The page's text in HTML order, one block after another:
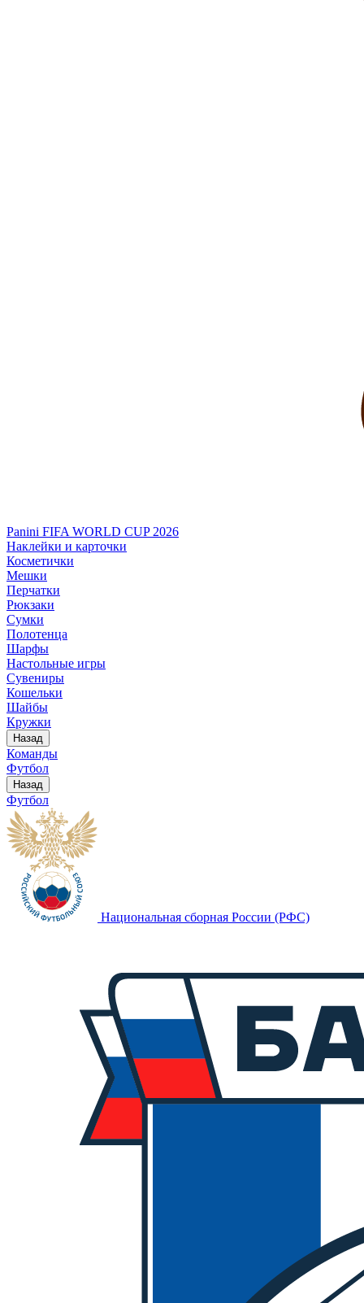
Panini FIFA WORLD CUP 2026
Наклейки и карточки
Косметички
Мешки
Перчатки
Рюкзаки
Сумки
Полотенца
Шарфы
Настольные игры
Сувениры
Кошельки
Шайбы
Кружки
Назад
Команды
Футбол
Назад
Футбол
Национальная сборная России (РФС)